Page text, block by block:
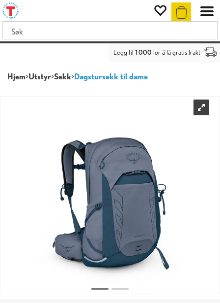
Legg til 1 000 for å få gratis frakt
Hjem>Utstyr>Sekk>Dagstursekk til dame